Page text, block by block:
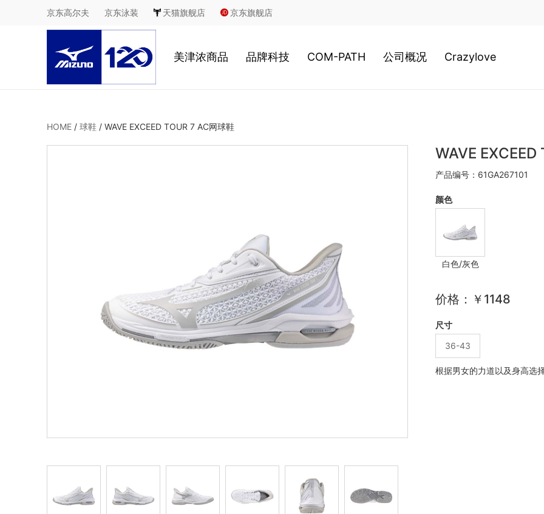
京东高尔夫 京东泳装 天猫旗舰店 京东旗舰店
美津浓商品
足球 游泳
品牌科技
服装科技
COM-PATH 公司概况
经营理念
Crazylove
HOME / 球鞋 / WAVE EXCEED TOUR 7 AC网球鞋
WAVE
产品编号：61GA267101
颜色
白色/灰色
价格：￥1148
尺寸
36-43
根据男女的力道以及身高选